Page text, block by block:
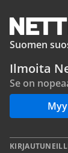
Suomen
Ilmoita
Se on